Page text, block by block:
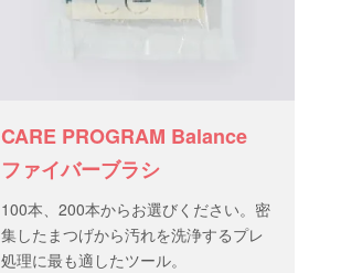
CARE PROGRAM Balance
ファイバーブラシ
100本、200本からお選びください。密
集したまつげから汚れを洗浄するプレ
処理に最も適したツール。